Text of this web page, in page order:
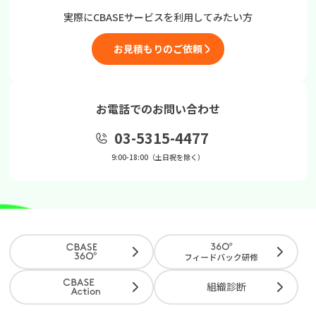
実際にCBASEサービスを利用してみたい方
お見積もりのご依頼
お電話でのお問い合わせ
03-5315-4477
9:00-18:00（土日祝を除く）
組織診断